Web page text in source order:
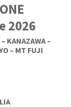
2026
KANAZAWA –
– MT FUJI